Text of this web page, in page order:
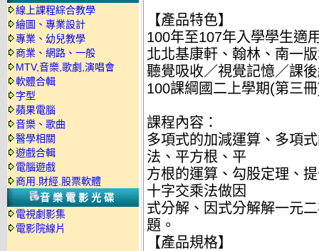
線上課程綜合教學
繪圖、專業設計
專業、幼兒教學
商業、網路、一般
MTV,音樂,歌劇,演唱會
軟體合輯
字型
蘋果電腦
音樂、歌曲
醫學相關
遊戲合輯
電腦遊戲
商用.財經.股票軟體
音樂電影光碟
電視劇影集
電影院線片
【產品特色】
100年至107年入學學生適
北北基康軒、翰林、南一
聽覺吸收／視覺記憶／課
100課綱國二上學期(第三
課程內容：
多項式的加減運算、多項
法、平方根、平
方根的運算、勾股定理、
十字交乘法做因
式分解、因式分解解一元
題。
【產品規格】